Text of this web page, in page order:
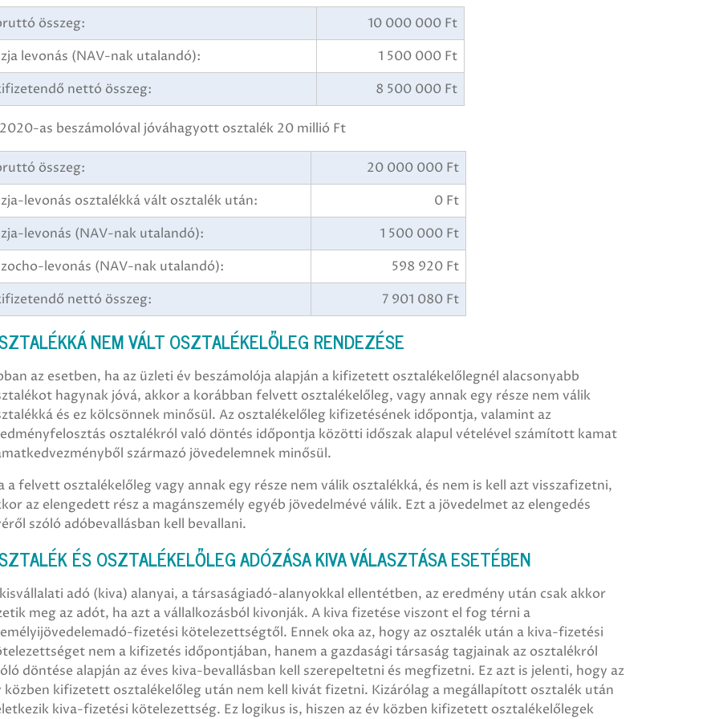
összeg:
10 000 000 Ft
levonás (NAV-nak utalandó):
1 500 000 Ft
nettó összeg:
8 500 000 Ft
as beszámolóval jóváhagyott osztalék 20 millió Ft
összeg:
20 000 000 Ft
levonás osztalékká vált osztalék után:
0 Ft
levonás (NAV-nak utalandó):
1 500 000 Ft
levonás (NAV-nak utalandó):
598 920 Ft
nettó összeg:
7 901 080 Ft
NEM VÁLT OSZTALÉKELŐLEG RENDEZÉSE
az esetben, ha az üzleti év beszámolója alapján a kifizetett osztalékelőlegnél alacsonyabb
hagynak jóvá, akkor a korábban felvett osztalékelőleg, vagy annak egy része nem válik
és ez kölcsönnek minősül. Az osztalékelőleg kifizetésének időpontja, valamint az
osztalékról való döntés időpontja közötti időszak alapul vételével számított kamat
származó jövedelemnek minősül.
a felvett osztalékelőleg vagy annak egy része nem válik osztalékká, és nem is kell azt visszafizetni,
az elengedett rész a magánszemély egyéb jövedelmévé válik. Ezt a jövedelmet az elengedés
szóló adóbevallásban kell bevallani.
ÉS OSZTALÉKELŐLEG ADÓZÁSA KIVA VÁLASZTÁSA ESETÉBEN
adó (kiva) alanyai, a társaságiadó-alanyokkal ellentétben, az eredmény után csak akkor
meg az adót, ha azt a vállalkozásból kivonják. A kiva fizetése viszont el fog térni a
fizetési kötelezettségtől. Ennek oka az, hogy az osztalék után a kiva-fizetési
nem a kifizetés időpontjában, hanem a gazdasági társaság tagjainak az osztalékról
döntése alapján az éves kiva-bevallásban kell szerepeltetni és megfizetni. Ez azt is jelenti, hogy az
közben kifizetett osztalékelőleg után nem kell kivát fizetni. Kizárólag a megállapított osztalék után
kiva-fizetési kötelezettség. Ez logikus is, hiszen az év közben kifizetett osztalékelőlegek